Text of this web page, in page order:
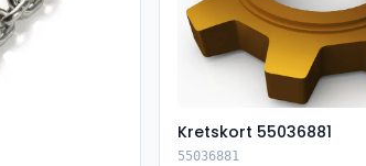
Kretskort 55036881
55036881